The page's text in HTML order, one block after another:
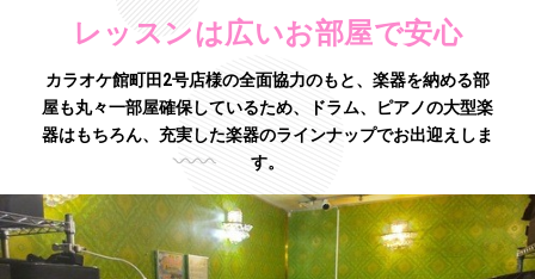
レッスンは広いお部屋で安心
カラオケ館町田2号店様の全面協力のもと、楽器を納める部
屋も丸々一部屋確保しているため、
ドラム、ピアノの大型楽
器はもちろん、充実した楽器のラインナップでお出迎えしま
す。